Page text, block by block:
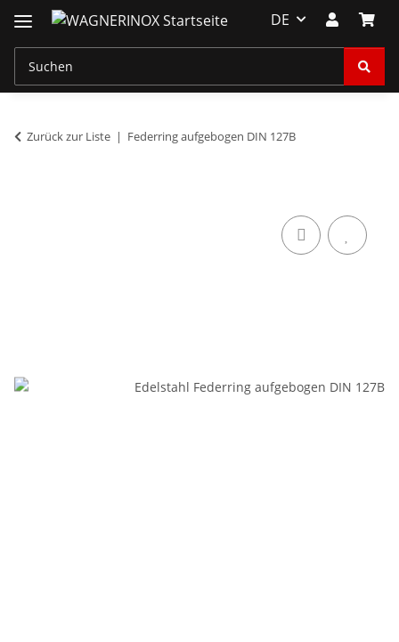
DE
Zurück zur Liste Federring aufgebogen DIN 127B